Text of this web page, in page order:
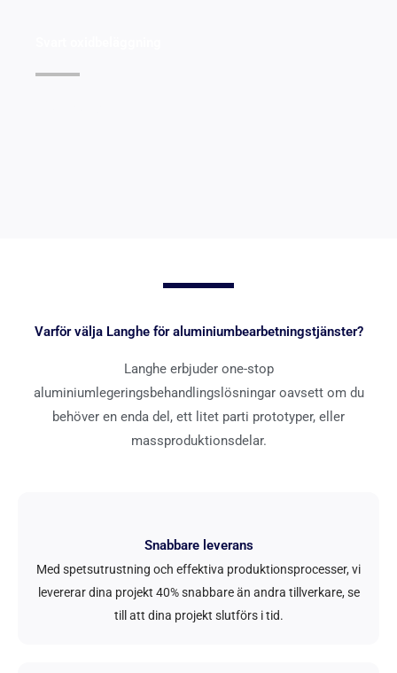
Varför välja Langhe för aluminiumbearbetningstjänster?
Langhe erbjuder one-stop
aluminiumlegeringsbehandlingslösningar oavsett om du
behöver en enda del, ett litet parti prototyper, eller
massproduktionsdelar.
Snabbare leverans
Med spetsutrustning och effektiva produktionsprocesser, vi
levererar dina projekt 40% snabbare än andra tillverkare, se
till att dina projekt slutförs i tid.